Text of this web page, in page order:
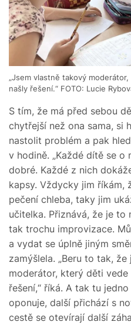
„Jsem vlastně takový
našly řešení.“ FOTO: Lucie
S tím, že má před sebou
chytřejší než ona sama, si
nastolit problém a pak
v hodině. „Každé dítě se o
dobré. Každé z nich
kapsy. Vždycky jim říkám,
pečení chleba, taky jim
učitelka. Přiznává, že je to
tak trochu improvizace.
a vydat se úplně jiným
zamýšlela. „Beru to tak,
moderátor, který děti
řešení,“ říká. A tak tu
oponuje, další přichází s
cestě se otevírají další